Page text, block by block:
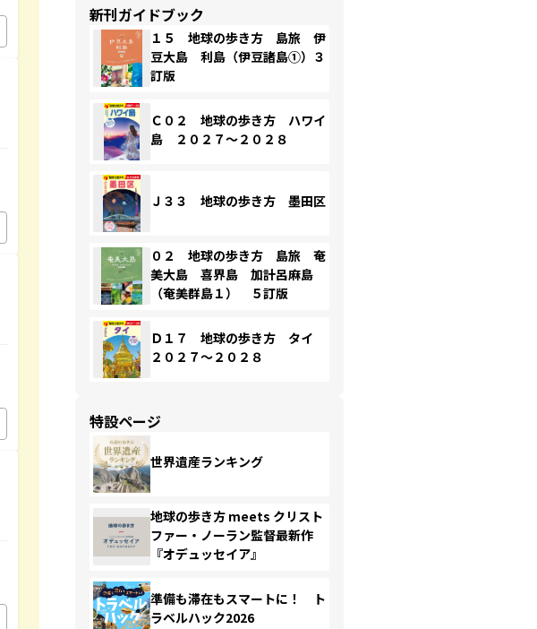
新刊ガイドブック
１５ 地球の歩き方 島旅 伊
豆大島 利島（伊豆諸島①）３
訂版
Ｃ０２ 地球の歩き方 ハワイ
島 ２０２７～２０２８
Ｊ３３ 地球の歩き方 墨田区
０２ 地球の歩き方 島旅 奄
美大島 喜界島 加計呂麻島
（奄美群島１） ５訂版
Ｄ１７ 地球の歩き方 タイ
２０２７～２０２８
特設ページ
世界遺産ランキング
地球の歩き方 meets クリスト
ファー・ノーラン監督最新作
『オデュッセイア』
準備も滞在もスマートに！ ト
ラベルハック2026